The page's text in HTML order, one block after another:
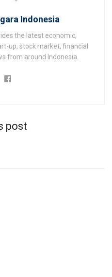
Indonesia
the latest economic,
up, stock market, financial
from around Indonesia.
post